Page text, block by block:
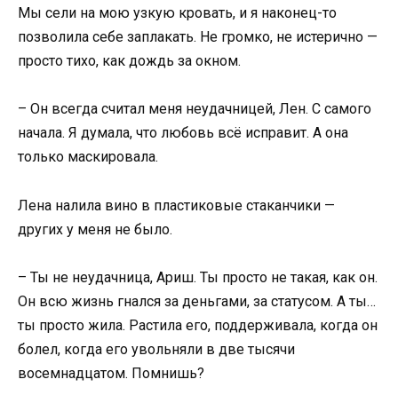
Мы сели на мою узкую кровать, и я наконец-то
позволила себе заплакать. Не громко, не истерично —
просто тихо, как дождь за окном.
– Он всегда считал меня неудачницей, Лен. С самого
начала. Я думала, что любовь всё исправит. А она
только маскировала.
Лена налила вино в пластиковые стаканчики —
других у меня не было.
– Ты не неудачница, Ариш. Ты просто не такая, как он.
Он всю жизнь гнался за деньгами, за статусом. А ты…
ты просто жила. Растила его, поддерживала, когда он
болел, когда его увольняли в две тысячи
восемнадцатом. Помнишь?